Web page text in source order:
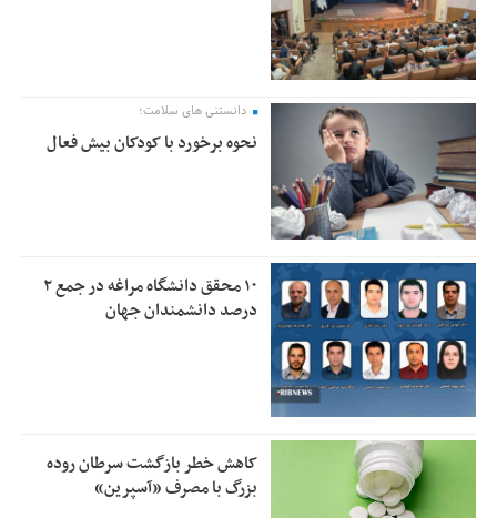
دانستنی های سلامت؛
نحوه برخورد با کودکان بیش فعال
۱۰ محقق دانشگاه مراغه در جمع ۲
درصد دانشمندان جهان
کاهش خطر بازگشت سرطان روده
بزرگ با مصرف «آسپرین»